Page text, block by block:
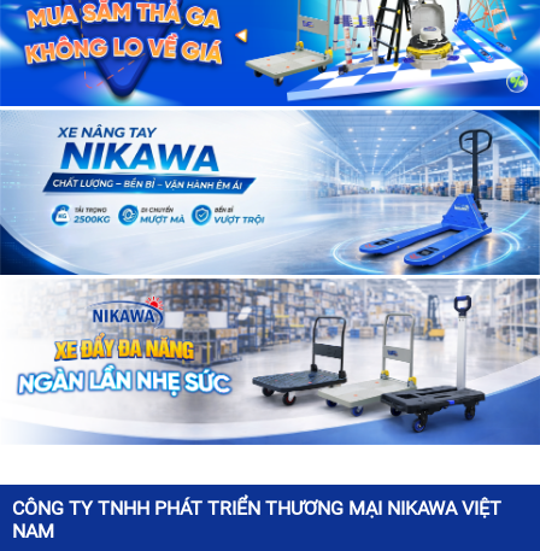
CÔNG TY TNHH PHÁT TRIỂN THƯƠNG MẠI NIKAWA VIỆT
NAM